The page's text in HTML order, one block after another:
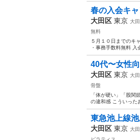
春の入会キ
大田区 東京 大
無料
５月１０日までのキ
・事務手数料無料
40代〜女性
大田区 東京 大
骨盤
「体が硬い」「股
の違和感 こういった
東急池上線
大田区 東京 大